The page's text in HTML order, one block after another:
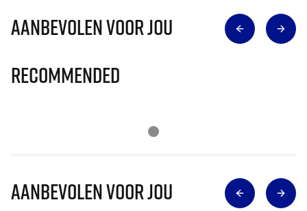
Aanbevolen voor jou
Recommended
Aanbevolen voor jou